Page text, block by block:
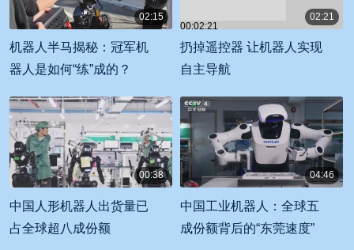
02:15
机器人半马揭秘：冠军机
器人是如何“练”成的？
00:02:21
02:21
扔掉遥控器 让机器人实现
自主导航
00:38
中国人形机器人出货量已
占全球超八成份额
04:46
中国工业机器人：全球五
成份额背后的“东莞速度”